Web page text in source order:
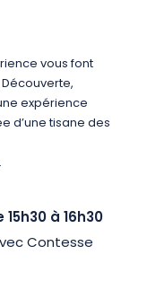
vous font
expérience
d’une tisane des
à 16h30
Contesse